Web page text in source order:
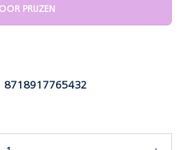
PRIJZEN
8718917765432